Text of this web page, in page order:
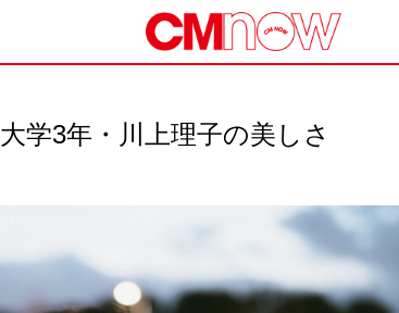
学3年・川上理子の美しさ